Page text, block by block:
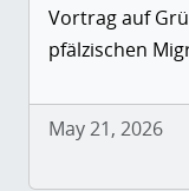
Vortrag auf
pfälzischen
May 21, 2026